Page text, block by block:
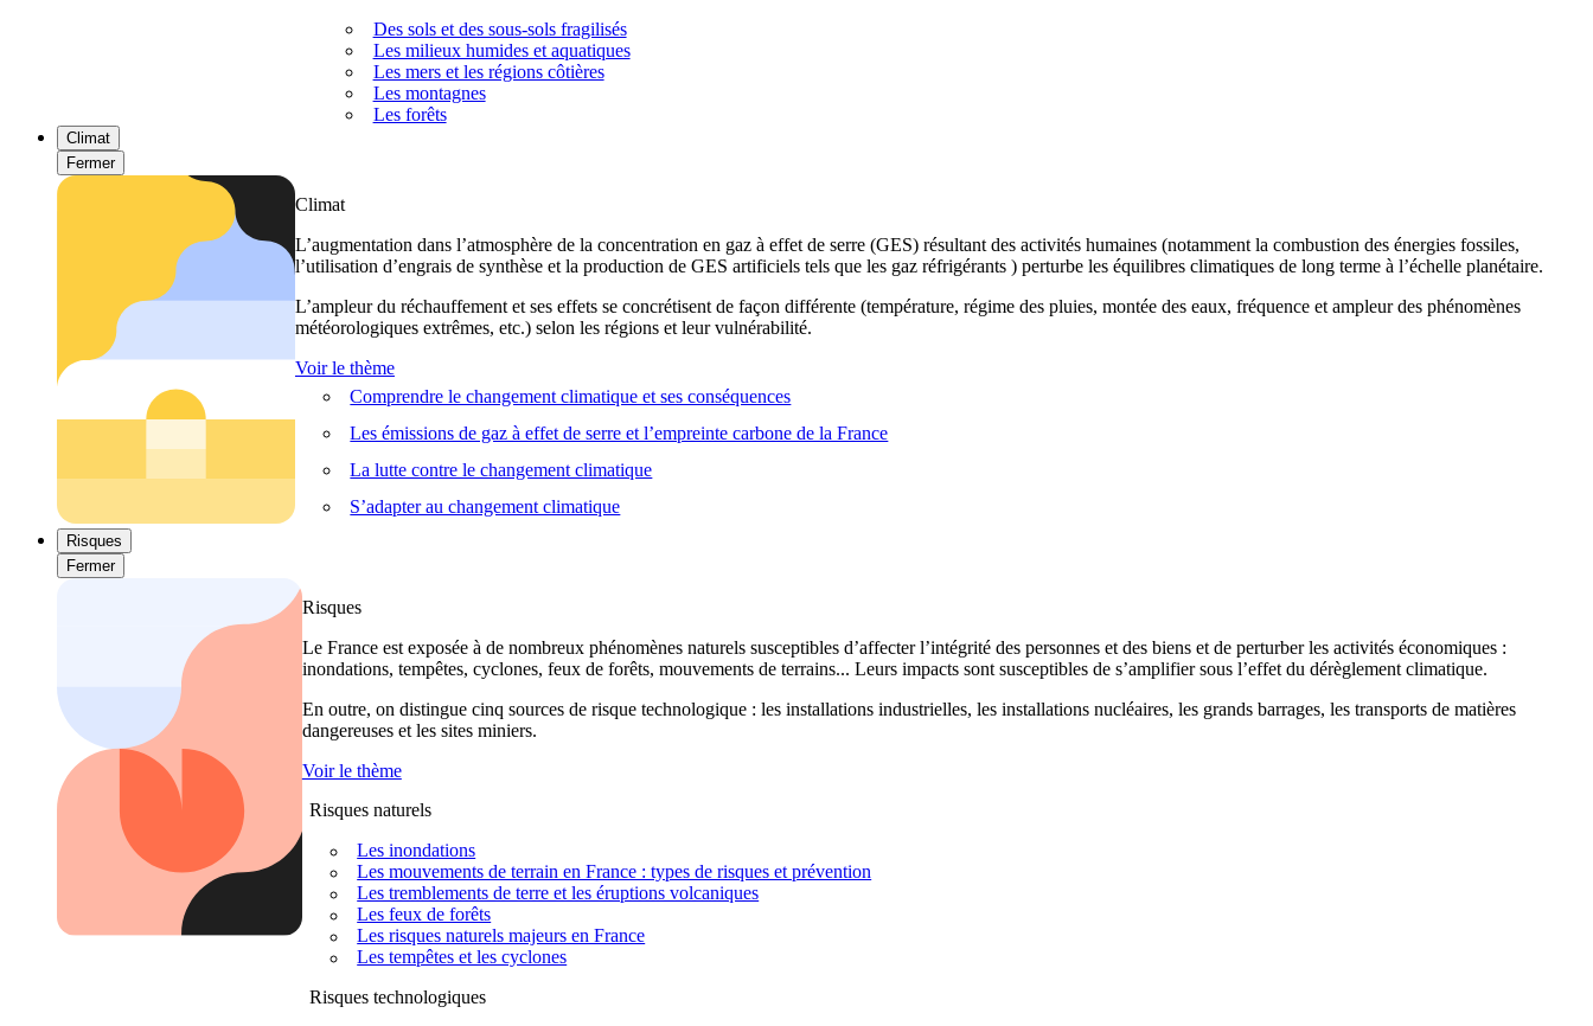
Des sols et des sous-sols fragilisés
Les milieux humides et aquatiques
Les mers et les régions côtières
Les montagnes
Les forêts
Climat
Fermer
Climat
L’augmentation dans l’atmosphère de la concentration en gaz à effet de serre (GES) résultant des activités humaines (notamment la combustion des énergies fossiles,
l’utilisation d’engrais de synthèse et la production de GES artificiels tels que les gaz réfrigérants ) perturbe les équilibres climatiques de long terme à l’échelle planétaire.
L’ampleur du réchauffement et ses effets se concrétisent de façon différente (température, régime des pluies, montée des eaux, fréquence et ampleur des phénomènes
météorologiques extrêmes, etc.) selon les régions et leur vulnérabilité.
Voir le thème
Comprendre le changement climatique et ses conséquences
Les émissions de gaz à effet de serre et l’empreinte carbone de la France
La lutte contre le changement climatique
S’adapter au changement climatique
Risques
Fermer
Risques
Le France est exposée à de nombreux phénomènes naturels susceptibles d’affecter l’intégrité des personnes et des biens et de perturber les activités économiques :
inondations, tempêtes, cyclones, feux de forêts, mouvements de terrains... Leurs impacts sont susceptibles de s’amplifier sous l’effet du dérèglement climatique.
En outre, on distingue cinq sources de risque technologique : les installations industrielles, les installations nucléaires, les grands barrages, les transports de matières
dangereuses et les sites miniers.
Voir le thème
Risques naturels
Les inondations
Les mouvements de terrain en France : types de risques et prévention
Les tremblements de terre et les éruptions volcaniques
Les feux de forêts
Les risques naturels majeurs en France
Les tempêtes et les cyclones
Risques technologiques